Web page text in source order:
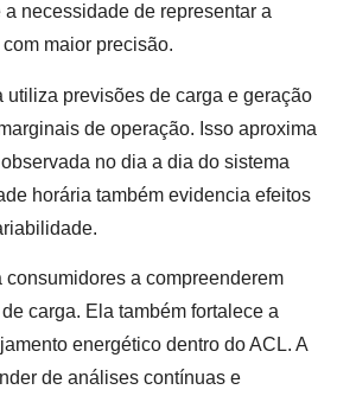
necessidade de representar a
maior precisão.
utiliza previsões de carga e geração
de operação. Isso aproxima
no dia a dia do sistema
horária também evidencia efeitos
a compreenderem
carga. Ela também fortalece a
energético dentro do ACL. A
de análises contínuas e